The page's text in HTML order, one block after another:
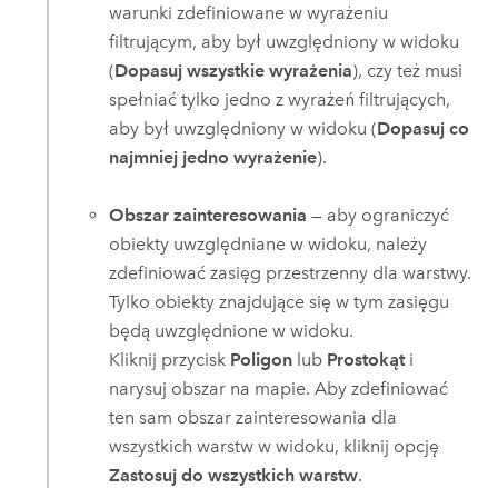
warunki zdefiniowane w wyrażeniu
filtrującym, aby był uwzględniony w widoku
(Dopasuj wszystkie wyrażenia), czy też musi
spełniać tylko jedno z wyrażeń filtrujących,
aby był uwzględniony w widoku (Dopasuj co
najmniej jedno wyrażenie).
Obszar zainteresowania — aby ograniczyć
obiekty uwzględniane w widoku, należy
zdefiniować zasięg przestrzenny dla warstwy.
Tylko obiekty znajdujące się w tym zasięgu
będą uwzględnione w widoku.
Kliknij przycisk Poligon lub Prostokąti
narysuj obszar na mapie. Aby zdefiniować
ten sam obszar zainteresowania dla
wszystkich warstw w widoku, kliknij opcję
Zastosuj do wszystkich warstw.